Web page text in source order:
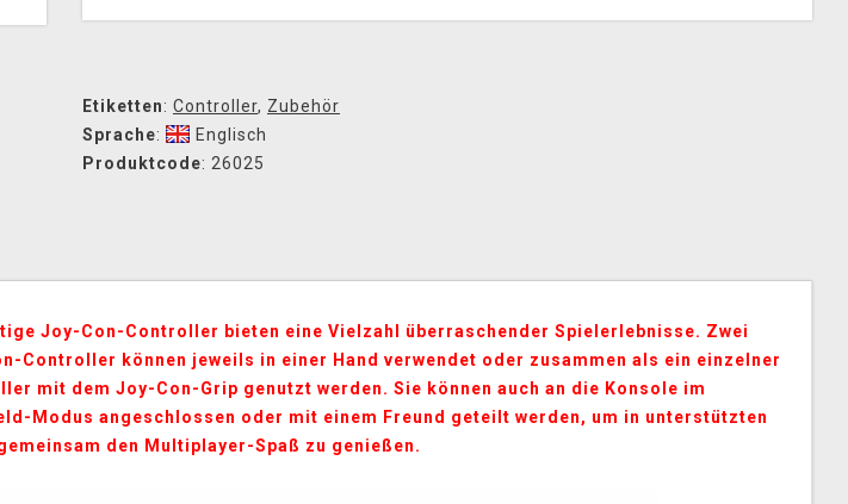
Etiketten: Controller, Zubehör
Sprache:
Englisch
Produktcode: 26025
Joy-Con-Controller bieten eine Vielzahl überraschender Spielerlebnisse. Zwei
Controller können jeweils in einer Hand verwendet oder zusammen als ein einzelner
mit dem Joy-Con-Grip genutzt werden. Sie können auch an die Konsole im
Modus angeschlossen oder mit einem Freund geteilt werden, um in unterstützten
den Multiplayer-Spaß zu genießen.